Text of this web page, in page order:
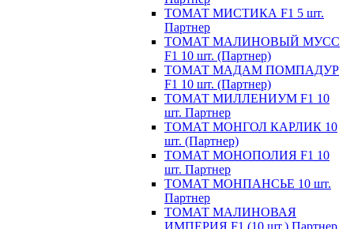
ТОМАТ МИСТИКА F1 5 шт.
Партнер
ТОМАТ МАЛИНОВЫЙ МУСС
F1 10 шт. (Партнер)
ТОМАТ МАДАМ ПОМПАДУР
F1 10 шт. (Партнер)
ТОМАТ МИЛЛЕНИУМ F1 10
шт. Партнер
ТОМАТ МОНГОЛ КАРЛИК 10
шт. (Партнер)
ТОМАТ МОНОПОЛИЯ F1 10
шт. Партнер
ТОМАТ МОНПАНСЬЕ 10 шт.
Партнер
ТОМАТ МАЛИНОВАЯ
ИМПЕРИЯ F1 (10 шт.) Партнер